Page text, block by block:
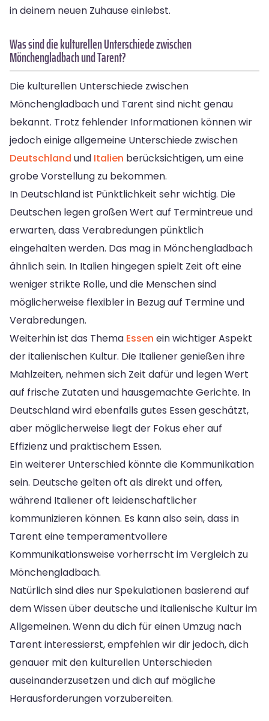
in deinem neuen Zuhause einlebst.
Was sind die kulturellen Unterschiede zwischen
Mönchengladbach und Tarent?
Die kulturellen Unterschiede zwischen
Mönchengladbach und Tarent sind nicht genau
bekannt. Trotz fehlender Informationen können wir
jedoch einige allgemeine Unterschiede zwischen
Deutschland und Italien berücksichtigen, um eine
grobe Vorstellung zu bekommen.
In Deutschland ist Pünktlichkeit sehr wichtig. Die
Deutschen legen großen Wert auf Termintreue und
erwarten, dass Verabredungen pünktlich
eingehalten werden. Das mag in Mönchengladbach
ähnlich sein. In Italien hingegen spielt Zeit oft eine
weniger strikte Rolle, und die Menschen sind
möglicherweise flexibler in Bezug auf Termine und
Verabredungen.
Weiterhin ist das Thema Essen ein wichtiger Aspekt
der italienischen Kultur. Die Italiener genießen ihre
Mahlzeiten, nehmen sich Zeit dafür und legen Wert
auf frische Zutaten und hausgemachte Gerichte. In
Deutschland wird ebenfalls gutes Essen geschätzt,
aber möglicherweise liegt der Fokus eher auf
Effizienz und praktischem Essen.
Ein weiterer Unterschied könnte die Kommunikation
sein. Deutsche gelten oft als direkt und offen,
während Italiener oft leidenschaftlicher
kommunizieren können. Es kann also sein, dass in
Tarent eine temperamentvollere
Kommunikationsweise vorherrscht im Vergleich zu
Mönchengladbach.
Natürlich sind dies nur Spekulationen basierend auf
dem Wissen über deutsche und italienische Kultur im
Allgemeinen. Wenn du dich für einen Umzug nach
Tarent interessierst, empfehlen wir dir jedoch, dich
genauer mit den kulturellen Unterschieden
auseinanderzusetzen und dich auf mögliche
Herausforderungen vorzubereiten.